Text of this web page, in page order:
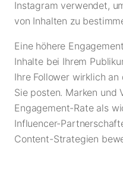
Instagram verwendet,
von Inhalten zu
Eine höhere
Inhalte bei Ihrem
Ihre Follower wirklich
Sie posten. Marken und
Engagement-Rate als
Influencer-
Content-Strategien